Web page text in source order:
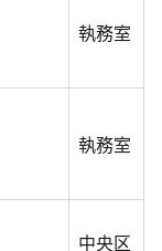
執務室
執務室
中央区